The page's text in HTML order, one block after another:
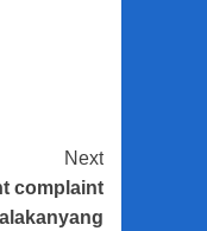
Next
complaint